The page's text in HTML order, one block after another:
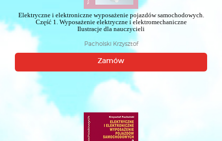
Elektryczne i elektroniczne wyposażenie pojazdów samochodowych.
Część 1. Wyposażenie elektryczne i elektromechaniczne
Ilustracje dla nauczycieli
Pacholski Krzysztof
Zamów